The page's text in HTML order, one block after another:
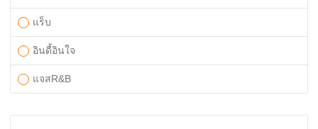
แร็บ
อินดี้อินใจ
แจสR&B